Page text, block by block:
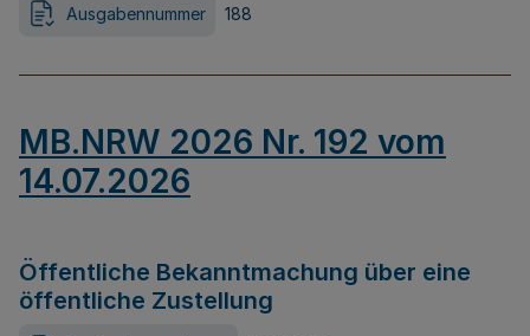
Ausgabennummer 188
MB.NRW 2026 Nr. 192 vom
14.07.2026
Öffentliche Bekanntmachung über eine
öffentliche Zustellung